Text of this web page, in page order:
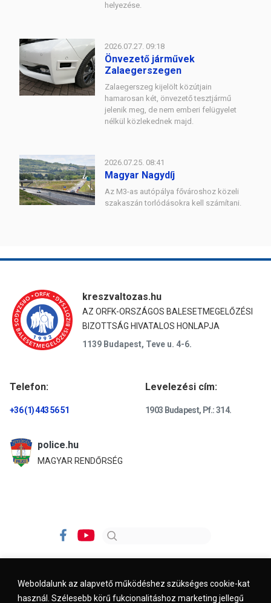
Weboldalunk az alapvető működéshez szükséges cookie-kat
használ. Szélesebb körű fukcionalitáshoz marketing jellegű
helyezése.
2026.07.27. 09:18
Önvezető járművek
Zalaegerszegen
Zalaegerszeg kijelölt közútjain
hamarosan két, önvezető tesztjármű
jelenik meg, de nem emberi felügyelet
nélkül közlekednek majd.
2026.07.25. 08:41
Magyar Nagydíj
Az M3-as autópálya fővároshoz közeli
szakaszán torlódásokra kell számítani.
kreszvaltozas.hu
AZ ORFK-ORSZÁGOS BALESETMEGELŐZÉSI
BIZOTTSÁG HIVATALOS HONLAPJA
1139 Budapest, Teve u. 4-6.
Telefon:
+36 (1) 443 56 51
Levelezési cím:
1903 Budapest, Pf.: 314.
police.hu
MAGYAR RENDŐRSÉG